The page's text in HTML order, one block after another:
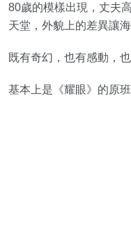
80歲的模樣出現，丈夫
天堂，外貌上的差異讓海
既有奇幻，也有感動，
基本上是《耀眼》的原